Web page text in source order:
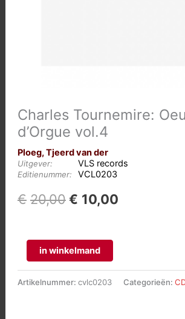
Charles Tournemire:
d’Orgue vol.4
Ploeg, Tjeerd van der
Uitgever: VLS records
Editienummer: VCL0203
€ 20,00Oorspronkelijke
€20,00.
€ 10,00Huidige
Charles
Tournemire:
in winkelmand
Artikelnummer: cvlc0203 Categorieën: